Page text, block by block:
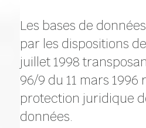
Les bases de
par les dispositions
juillet 1998
96/9 du 11 mars 1996
protection juridique
données.